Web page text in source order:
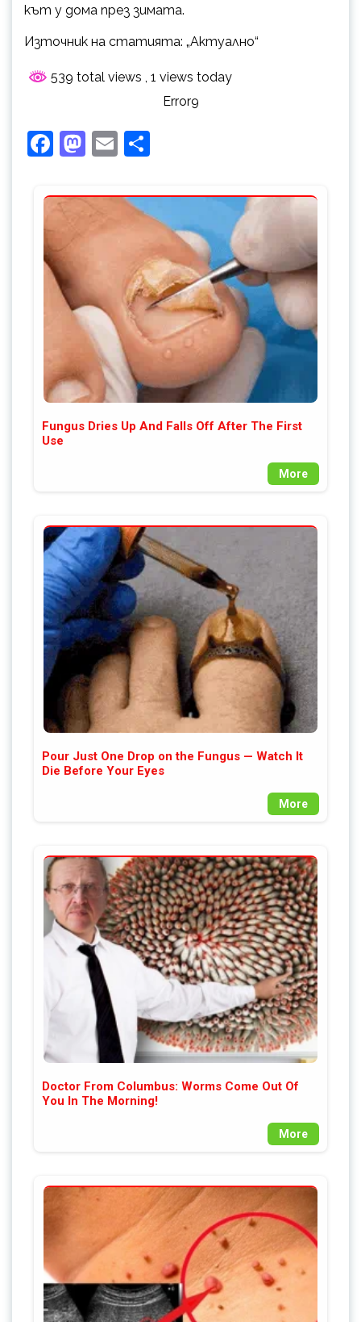
кът у дома през зимата.
Източник на статията: „Актуално“
539 total views , 1 views today
Error9
Facebook
Mastodon
Email
Fungus Dries Up And Falls Off After The First
Use
More
Pour Just One Drop on the Fungus — Watch It
Die Before Your Eyes
More
Doctor From Columbus: Worms Come Out Of
You In The Morning!
More